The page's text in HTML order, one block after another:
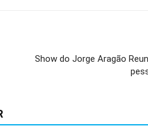
Show do Jorge Aragão